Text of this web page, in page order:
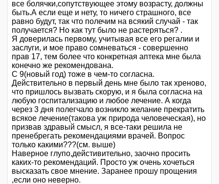
все болячки,сопутствующее этому возрасту, должны
быть.А если еще и нету, то ничего страшного, все
равно будут, так что полечим на всякий случай - так
получается? Но как тут было не растеряться? .
Я доверилась первому, учитывая все его регалии и
заслуги, и мое право сомневаться - совершенно
прав 17, тем более что конкретная аптека мне была
конечно же рекомендована.
С 9(новый год) тоже в чем-то согласна.
Действительно в первый день мне было так хреново,
что пришлось вызвать скорую, и я была согласна на
любую госпитализацию и любое лечение. А когда
через 3 дня полегчало возникло желание прекратить
всякое лечение(такова уж природа человеческая), но
призвав здравый смысл, я все-таки решила не
пренебрегать рекомендациями врачей. Вопрос
только какими???(см. выше)
Наверное глупо,дейстивительно, заочно просить
каких-то рекомендаций. Просто уж очень хочеться
высказать свое мнение. Заранее прошу прощения
,если оно неверно.